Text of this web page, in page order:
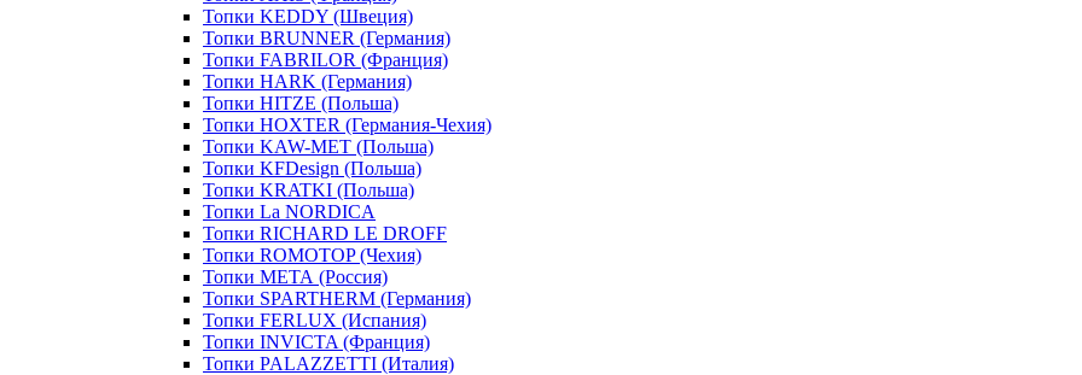
Топки KEDDY (Швеция)
Топки BRUNNER (Германия)
Топки FABRILOR (Франция)
Топки HARK (Германия)
Топки HITZE (Польша)
Топки HOXTER (Германия-Чехия)
Топки KAW-MET (Польша)
Топки KFDesign (Польша)
Топки KRATKI (Польша)
Топки La NORDICA
Топки RICHARD LE DROFF
Топки ROMOTOP (Чехия)
Топки МЕТА (Россия)
Топки SPARTHERM (Германия)
Топки FERLUX (Испания)
Топки INVICTA (Франция)
Топки PALAZZETTI (Италия)